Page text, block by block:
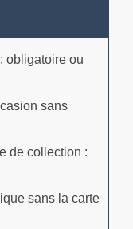
obligatoire ou
sans
de collection :
sans la carte